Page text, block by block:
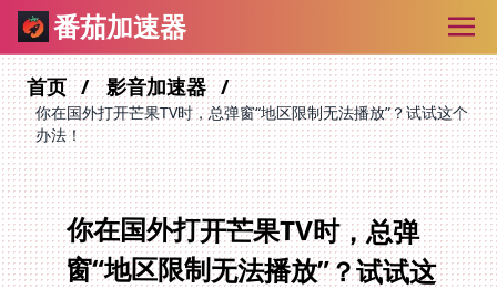
番茄加速器
首页 影音加速器
你在国外打开芒果TV时，总弹窗“地区限制无法播放”？试试这个
办法！
你在国外打开芒果TV时，总弹
窗“地区限制无法播放”？试试这